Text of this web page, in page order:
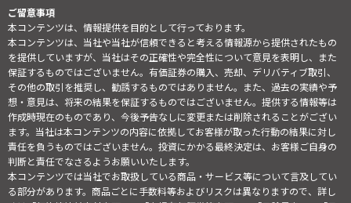
ご留意事項
本コンテンツは、情報提供を目的として行っております。
本コンテンツは、当社や当社が信頼できると考える情報源から提供されたもの
を提供していますが、当社はその正確性や完全性について意見を表明し、また
保証するものではございません。有価証券の購入、売却、デリバティブ取引、
その他の取引を推奨し、勧誘するものではありません。また、過去の実績や予
想・意見は、将来の結果を保証するものではございません。提供する情報等は
作成時現在のものであり、今後予告なしに変更または削除されることがござい
ます。当社は本コンテンツの内容に依拠してお客様が取った行動の結果に対し
責任を負うものではございません。投資にかかる最終決定は、お客様ご自身の
判断と責任でなさるようお願いいたします。
本コンテンツでは当社でお取扱している商品・サービス等について言及してい
る部分があります。商品ごとに手数料等およびリスクは異なりますので、詳し